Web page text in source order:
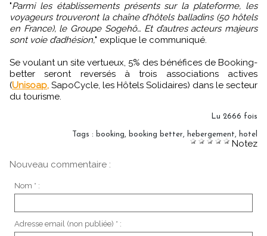
"Parmi les établissements présents sur la plateforme, les
voyageurs trouveront la chaîne d’hôtels balladins (50 hôtels
en France), le Groupe Sogehô… Et d’autres acteurs majeurs
sont voie d’adhésion," explique le communiqué.
Se voulant un site vertueux, 5% des bénéfices de Booking-
better seront reversés à trois associations actives
(Unisoap, SapoCycle, les Hôtels Solidaires) dans le secteur
du tourisme.
Lu 2666 fois
Tags : booking, booking better, hebergement, hotel
Notez
Nouveau commentaire :
Nom * :
Adresse email (non publiée) * :